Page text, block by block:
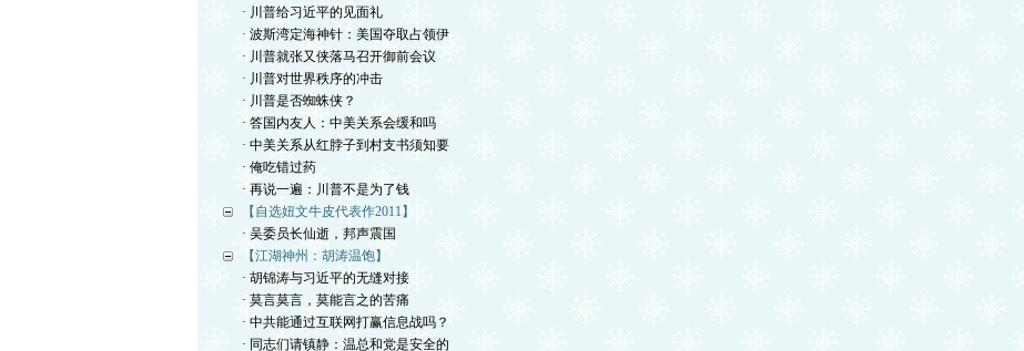
· 川普给习近平的见面礼
· 波斯湾定海神针：美国夺取占领伊
· 川普就张又侠落马召开御前会议
· 川普对世界秩序的冲击
· 川普是否蜘蛛侠？
· 答国内友人：中美关系会缓和吗
· 中美关系从红脖子到村支书须知要
· 俺吃错过药
· 再说一遍：川普不是为了钱
【自选妞文牛皮代表作2011】
· 吴委员长仙逝，邦声震国
【江湖神州：胡涛温饱】
· 胡锦涛与习近平的无缝对接
· 莫言莫言，莫能言之的苦痛
· 中共能通过互联网打赢信息战吗？
· 同志们请镇静：温总和党是安全的